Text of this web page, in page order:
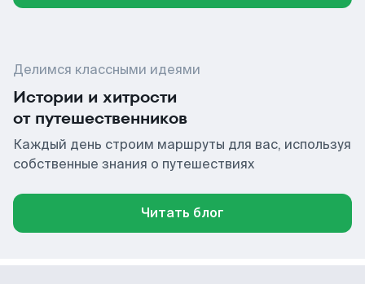
Делимся классными идеями
Истории и хитрости
от путешественников
Каждый день строим маршруты для вас, используя
собственные знания о путешествиях
Читать блог